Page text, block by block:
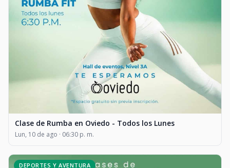
Clase de Rumba en Oviedo - Todos los Lunes
Lun, 10 de ago · 06:30 p. m.
DEPORTES Y AVENTURA